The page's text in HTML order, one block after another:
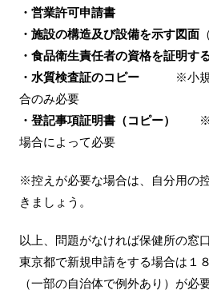
・営業許可申請書
・施設の構造及び設備を示す図面
・食品衛生責任者の資格を証明す
・水質検査証のコピー ※小規模
合のみ必要
・登記事項証明書（コピー）
※法
場合によって必要
※控えが必要な場合は、自分用の
きましょう。
以上、問題がなければ保健所の窓
東京都で新規申請をする場合は１
（一部の自治体で例外あり）が必